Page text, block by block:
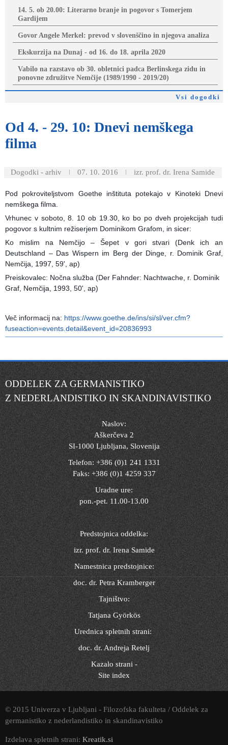
14. 5. ob 20.00: Literarno branje in pogovor s Tomerjem
Gardijem
Govor Angele Merkel: prevod v slovenščino in njegova analiza
Ekskurzija na Dunaj - od 16. do 18. aprila 2020
Vabilo na razstavo ob 30. obletnici padca Berlinskega zidu in
ponovne združitve Nemčije (1989/1990 - 2019/20)
Vsi dogodki
Od 4. - 29. 10: Dnevi nemškega
filma
Dogodki - arhiv 07. 10. 2016 izr. prof. dr. Irena Samide
Pod pokroviteljstvom Goethe inštituta potekajo v Kinoteki Dnevi
nemškega filma.
Vrhunec v soboto, 8. 10 ob 19.30, ko bo po dveh projekcijah tudi
pogovor s kultnim režiserjem Dominikom Grafom, in sicer:
Ko mislim na Nemčijo – Šepet v gori stvari (Denk ich an
Deutschland – Das Wispern im Berg der Dinge, r. Dominik Graf,
Nemčija, 1997, 59', ap)
Preiskovalec: Nočna služba (Der Fahnder: Nachtwache, r. Dominik
Graf, Nemčija, 1993, 50', ap)
Več informacij na: https://www.goethe.de/ins/si/sl/ver.cfm?
fuseaction=events.detail&event_id=20836993
ODDELEK ZA GERMANISTIKO
Z NEDERLANDISTIKO IN SKANDINAVISTIKO
Naslov:
Aškerčeva 2
SI-1000 Ljubljana, Slovenija
Telefon: +386 (0)1 241 1331
Faks: +386 (0)1 4259 337
Uradne ure:
pon.-pet. 11.00-13.00
Predstojnica oddelka:
izr. prof. dr. Irena Samide
Namestnica predstojnice:
doc. dr. Petra Kramberger
Tajništvo:
Tatjana Györkös
Urednica spletnih strani:
doc. dr. Andreja Retelj
Kazalo strani -
Site index
© 2015 Univerza v Ljubljani - Filozofska fakulteta / Oddelek za
germanistiko z nederlandistiko in skandinavistiko
Izdelava spletnih strani: Kreatik.si